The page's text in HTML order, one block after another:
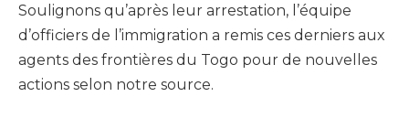
Soulignons qu’après leur arrestation, l’équipe
d’officiers de l’immigration a remis ces derniers aux
agents des frontières du Togo pour de nouvelles
actions selon notre source.